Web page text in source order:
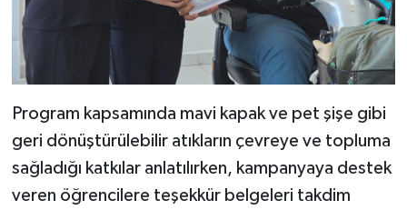
Program kapsamında mavi kapak ve pet şişe gibi
geri dönüştürülebilir atıkların çevreye ve topluma
sağladığı katkılar anlatılırken, kampanyaya destek
veren öğrencilere teşekkür belgeleri takdim